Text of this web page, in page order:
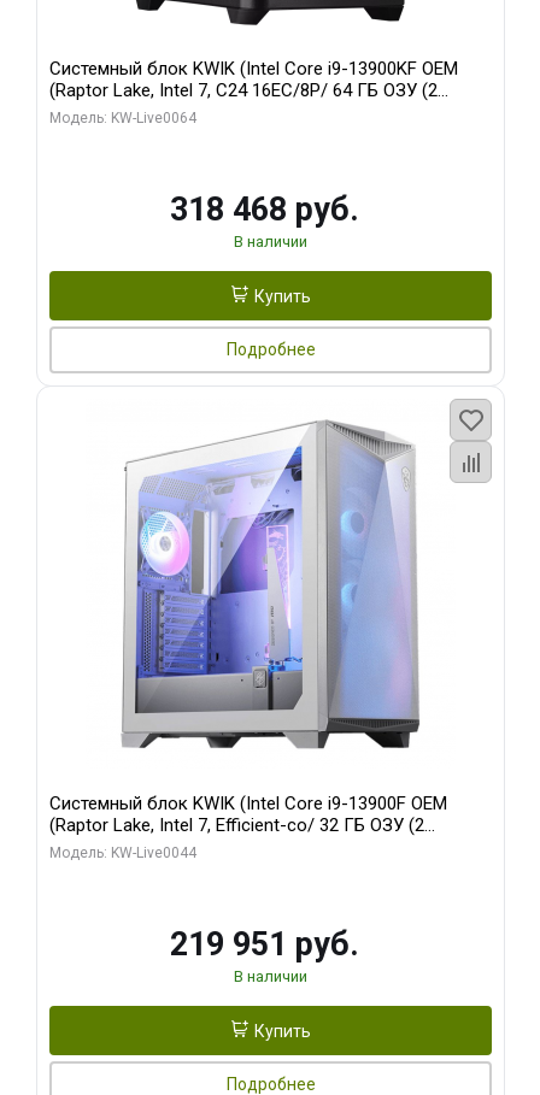
Системный блок KWIK (Intel Core i9-13900KF OEM
(Raptor Lake, Intel 7, C24 16EC/8P/ 64 ГБ ОЗУ (2
модуля)/ ASUS RTX5080 PROART OC 16GB GDDR7
Модель: KW-Live0064
318 468 руб.
В наличии
Купить
Подробнее
Системный блок KWIK (Intel Core i9-13900F OEM
(Raptor Lake, Intel 7, Efficient-co/ 32 ГБ ОЗУ (2
модуля)/ Gigabyte RTX5070Ti AERO OC 16GB GDDR7
Модель: KW-Live0044
219 951 руб.
В наличии
Купить
Подробнее